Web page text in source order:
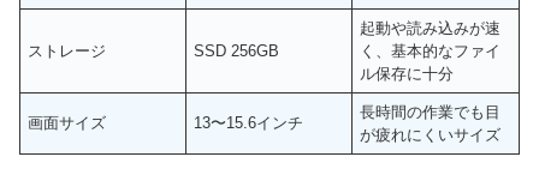
ストレージ SSD 256GB
起動や読み込みが速
く、基本的なファイ
ル保存に十分
画面サイズ 13〜15.6インチ
長時間の作業でも目
が疲れにくいサイズ